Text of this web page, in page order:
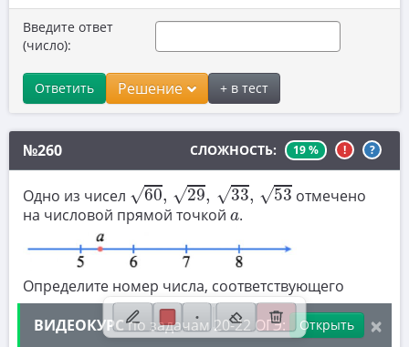
8. Степени и корни
9. Уравнения
10. Теория вероятностей
11. Функции и графики
12. Расчеты по формулам
13. Неравенства
14. Прогрессии
15. Треугольники
16. Окружности
17. Четырехугольники и многоугольники
18. Фигуры на клетчатой бумаге
Введите ответ
(число):
Ответить Решение + в тест
№260 СЛОЖНОСТЬ: 19 % ! ?
Одно из чисел √60, √29, √33, √53
60,29 33,53
отмечено
на числовой прямой точкой a
a.
Определите номер числа, соответствующего
точкаa
a.
1)√60
60
29 ×
ВИДЕОКУРСпо задачам 20-22 ОГЭ: Открыть